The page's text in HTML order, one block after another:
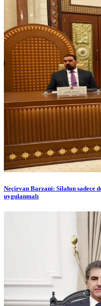
Neçirvan Barzani: Silahın sadece
uygulanmalı